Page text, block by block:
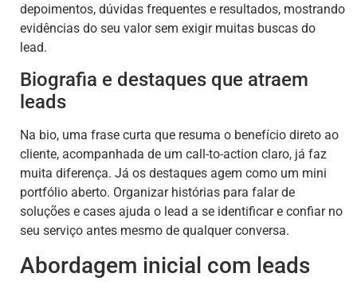
depoimentos, dúvidas frequentes e resultados, mostrando
evidências do seu valor sem exigir muitas buscas do
lead.
Biografia e destaques que atraem
leads
Na bio, uma frase curta que resuma o benefício direto ao
cliente, acompanhada de um call-to-action claro, já faz
muita diferença. Já os destaques agem como um mini
portfólio aberto. Organizar histórias para falar de
soluções e cases ajuda o lead a se identificar e confiar no
seu serviço antes mesmo de qualquer conversa.
Abordagem inicial com leads